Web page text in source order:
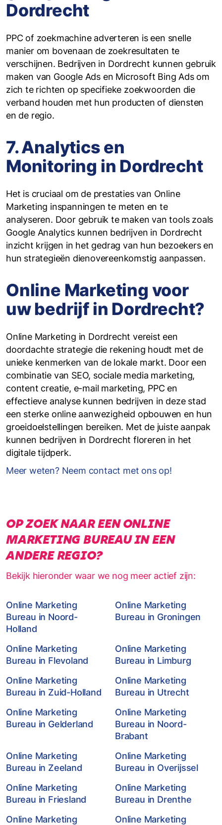
Dordrecht
PPC of zoekmachine adverteren is een snelle
manier om bovenaan de zoekresultaten te
verschijnen. Bedrijven in Dordrecht kunnen gebruik
maken van Google Ads en Microsoft Bing Ads om
zich te richten op specifieke zoekwoorden die
verband houden met hun producten of diensten
en de regio.
7. Analytics en
Monitoring in Dordrecht
Het is cruciaal om de prestaties van Online
Marketing inspanningen te meten en te
analyseren. Door gebruik te maken van tools zoals
Google Analytics kunnen bedrijven in Dordrecht
inzicht krijgen in het gedrag van hun bezoekers en
hun strategieën dienovereenkomstig aanpassen.
Online Marketing voor
uw bedrijf in Dordrecht?
Online Marketing in Dordrecht vereist een
doordachte strategie die rekening houdt met de
unieke kenmerken van de lokale markt. Door een
combinatie van SEO, sociale media marketing,
content creatie, e-mail marketing, PPC en
effectieve analyse kunnen bedrijven in deze stad
een sterke online aanwezigheid opbouwen en hun
groeidoelstellingen bereiken. Met de juiste aanpak
kunnen bedrijven in Dordrecht floreren in het
digitale tijdperk.
Meer weten? Neem contact met ons op!
OP ZOEK NAAR EEN ONLINE
MARKETING BUREAU IN EEN
ANDERE REGIO?
Bekijk hieronder waar we nog meer actief zijn:
Online Marketing
Bureau in Noord-
Holland
Online Marketing
Bureau in Groningen
Online Marketing
Bureau in Flevoland
Online Marketing
Bureau in Limburg
Online Marketing
Bureau in Zuid-Holland
Online Marketing
Bureau in Utrecht
Online Marketing
Bureau in Gelderland
Online Marketing
Bureau in Noord-
Brabant
Online Marketing
Bureau in Zeeland
Online Marketing
Bureau in Overijssel
Online Marketing
Bureau in Friesland
Online Marketing
Bureau in Drenthe
Online Marketing
Online Marketing